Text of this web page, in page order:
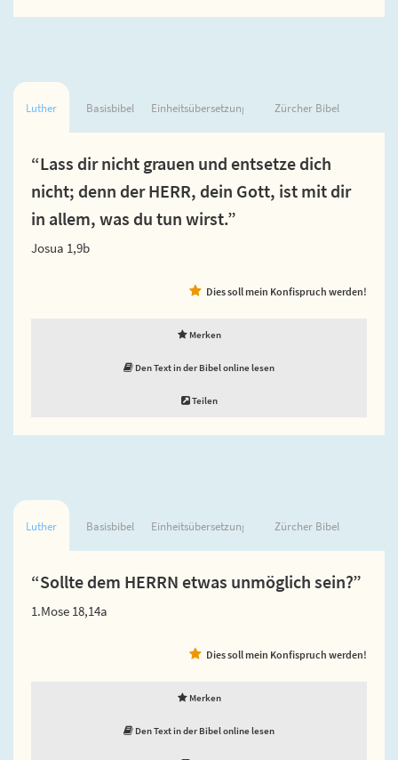
Luther Basisbibel Einheitsübersetzung Zürcher Bibel
“Lass dir nicht grauen und entsetze dich
nicht; denn der HERR, dein Gott, ist mit dir
in allem, was du tun wirst.”
Josua 1,9b
Dies soll mein Konfispruch werden!
Merken
Den Text in der Bibel online lesen
Teilen
Luther Basisbibel Einheitsübersetzung Zürcher Bibel
“Sollte dem HERRN etwas unmöglich sein?”
1.Mose 18,14a
Dies soll mein Konfispruch werden!
Merken
Den Text in der Bibel online lesen